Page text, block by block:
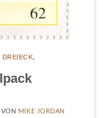
DREIECK,
VON MIKE JORDAN